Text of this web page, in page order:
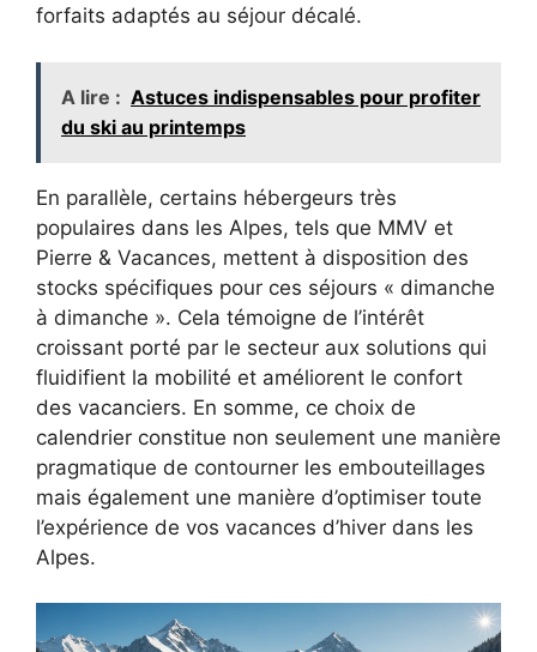
forfaits adaptés au séjour décalé.
A lire : Astuces indispensables pour profiter
du ski au printemps
En parallèle, certains hébergeurs très
populaires dans les Alpes, tels que MMV et
Pierre & Vacances, mettent à disposition des
stocks spécifiques pour ces séjours « dimanche
à dimanche ». Cela témoigne de l’intérêt
croissant porté par le secteur aux solutions qui
fluidifient la mobilité et améliorent le confort
des vacanciers. En somme, ce choix de
calendrier constitue non seulement une manière
pragmatique de contourner les embouteillages
mais également une manière d’optimiser toute
l’expérience de vos vacances d’hiver dans les
Alpes.